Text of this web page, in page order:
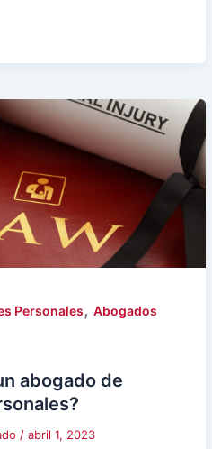
Personales,Abogados
abogado de
/abril 1, 2023